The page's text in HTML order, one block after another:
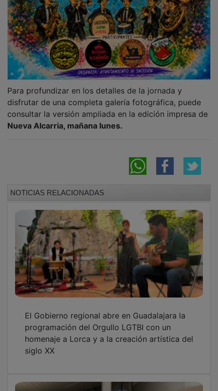
El Gobierno regional abre en Guadalajara la
programación del Orgullo LGTBI con un
homenaje a Lorca y a la creación artística del
La Gerencia del Área Integrada de
Guadalajara recibe a los 66 residentes que
área sanitaria